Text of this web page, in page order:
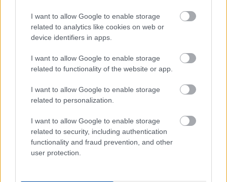
I want to allow Google to enable storage
related to analytics like cookies on web or
device identifiers in apps.
I want to allow Google to enable storage
related to functionality of the website or app.
I want to allow Google to enable storage
related to personalization.
I want to allow Google to enable storage
related to security, including authentication
functionality and fraud prevention, and other
user protection.
ΛΕΥΚΟ ΠΛΥΣΙΜΟ